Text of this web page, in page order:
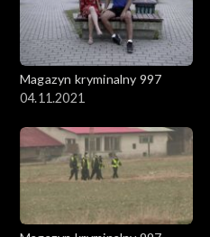
Magazyn kryminalny 997
04.11.2021